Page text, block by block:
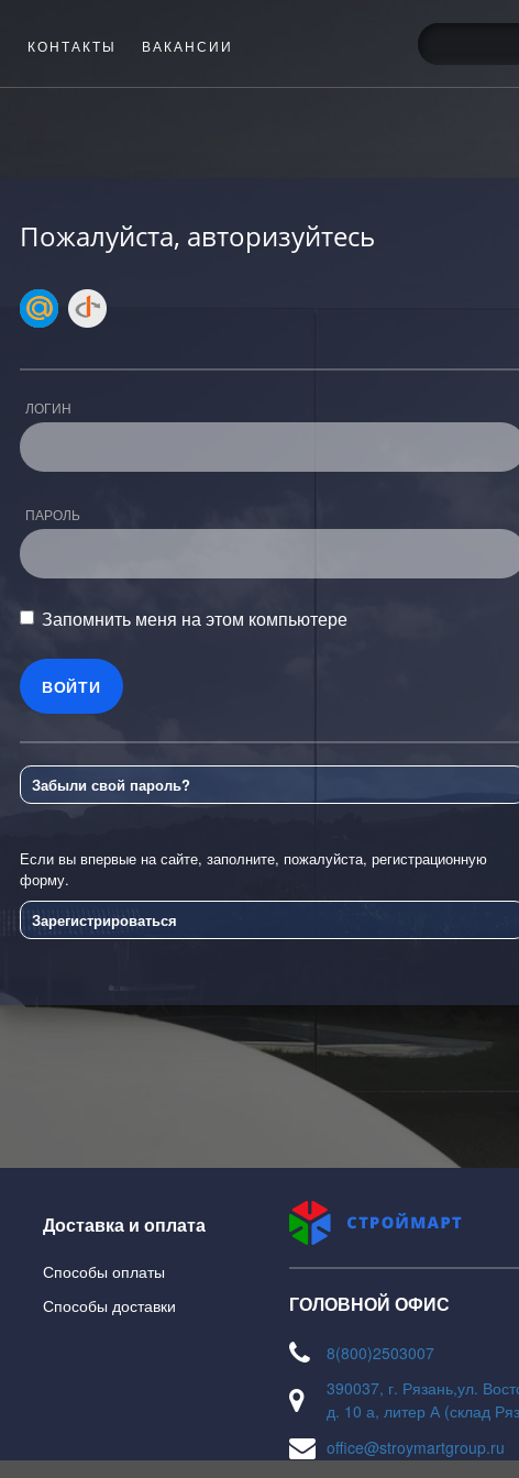
КОНТАКТЫ ВАКАНСИИ
Пожалуйста, авторизуйтесь
ЛОГИН
ПАРОЛЬ
Запомнить меня на этом компьютере
Забыли свой пароль?
Если вы впервые на сайте, заполните, пожалуйста, регистрационную
форму.
Зарегистрироваться
Доставка и оплата
Способы оплаты
Способы доставки
ГОЛОВНОЙ ОФИС
8(800)2503007
390037, г. Рязань,ул.
д. 10 а, литер А (склад
office@stroymartgroup.ru